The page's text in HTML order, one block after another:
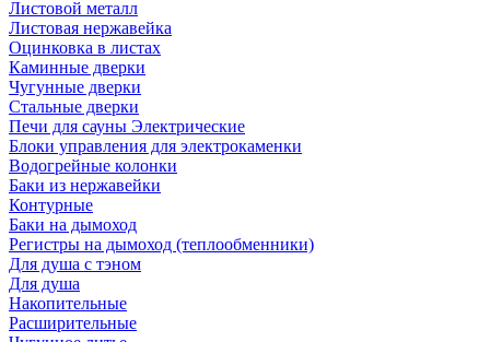
Листовой металл
Листовая нержавейка
Оцинковка в листах
Каминные дверки
Чугунные дверки
Стальные дверки
Печи для сауны Электрические
Блоки управления для электрокаменки
Водогрейные колонки
Баки из нержавейки
Контурные
Баки на дымоход
Регистры на дымоход (теплообменники)
Для душа с тэном
Для душа
Накопительные
Расширительные